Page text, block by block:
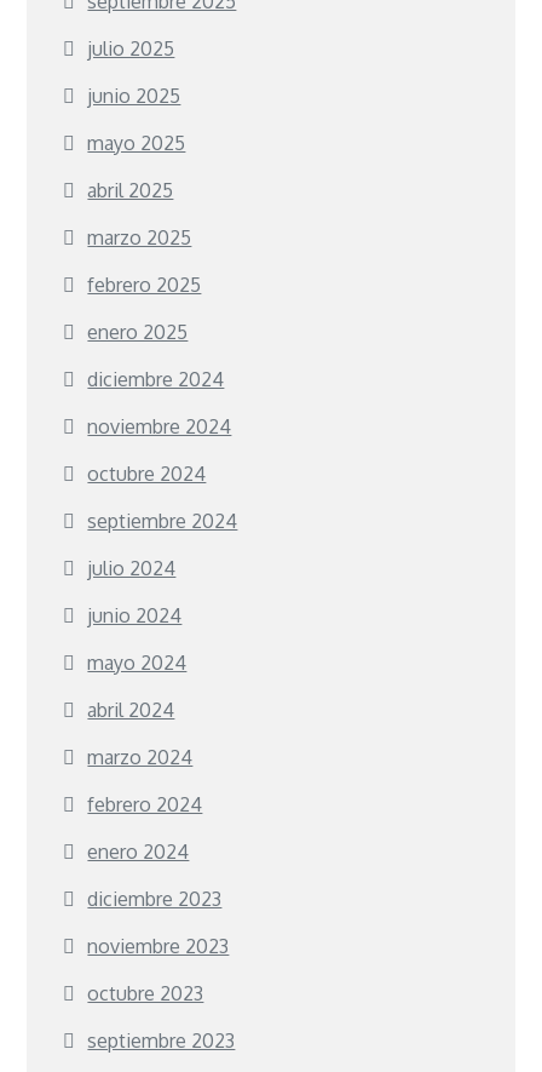
julio 2025
junio 2025
mayo 2025
abril 2025
marzo 2025
febrero 2025
enero 2025
diciembre 2024
noviembre 2024
octubre 2024
septiembre 2024
julio 2024
junio 2024
mayo 2024
abril 2024
marzo 2024
febrero 2024
enero 2024
diciembre 2023
noviembre 2023
octubre 2023
septiembre 2023